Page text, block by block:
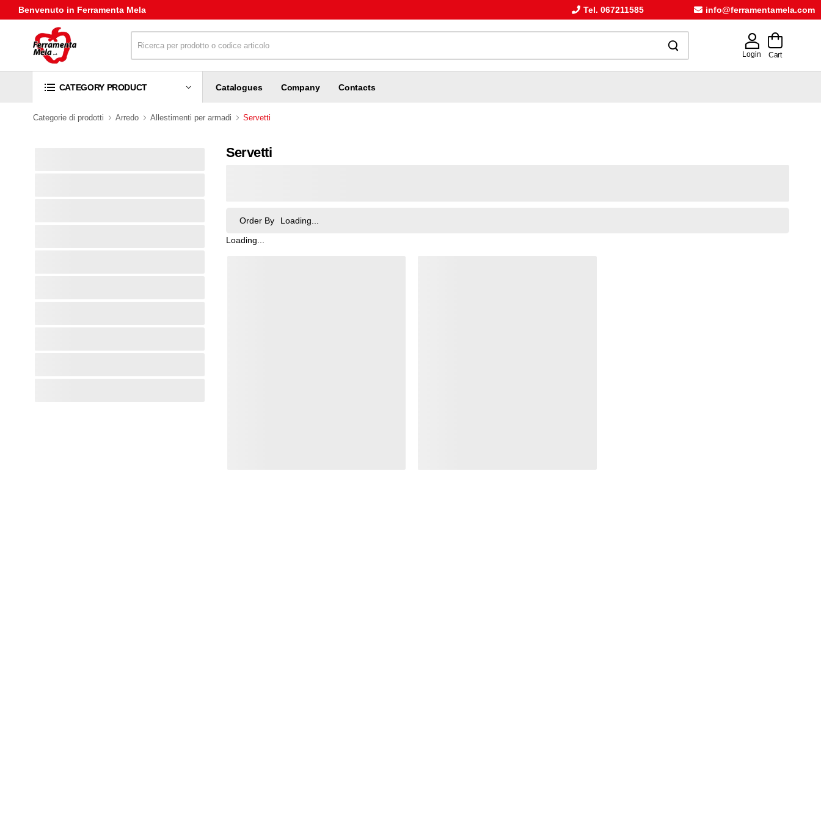
Benvenuto in Ferramenta Mela Tel. 067211585 info@ferramentamela.com
Login Cart
CATEGORY PRODUCT Catalogues Company Contacts
Categorie di prodotti Arredo Allestimenti per armadi Servetti
Servetti
Order By
Loading...
Loading...